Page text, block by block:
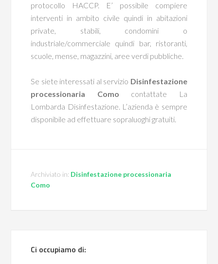
protocollo HACCP. E’ possibile compiere
interventi in ambito civile quindi in abitazioni
private, stabili, condomini o
industriale/commerciale quindi bar, ristoranti,
scuole, mense, magazzini, aree verdi pubbliche.
Se siete interessati al servizio Disinfestazione
processionaria Como contattate La
Lombarda Disinfestazione. L’azienda è sempre
disponibile ad effettuare sopraluoghi gratuiti.
Archiviato in: Disinfestazione processionaria
Como
Ci occupiamo di: